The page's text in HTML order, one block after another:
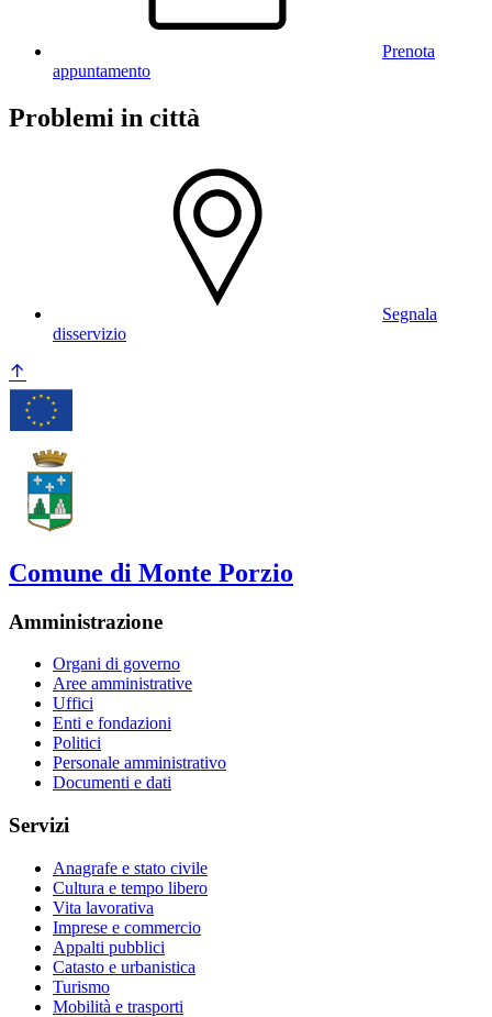
Prenota
appuntamento
Problemi in città
Segnala
disservizio
Comune di Monte Porzio
Amministrazione
Organi di governo
Aree amministrative
Uffici
Enti e fondazioni
Politici
Personale amministrativo
Documenti e dati
Servizi
Anagrafe e stato civile
Cultura e tempo libero
Vita lavorativa
Imprese e commercio
Appalti pubblici
Catasto e urbanistica
Turismo
Mobilità e trasporti